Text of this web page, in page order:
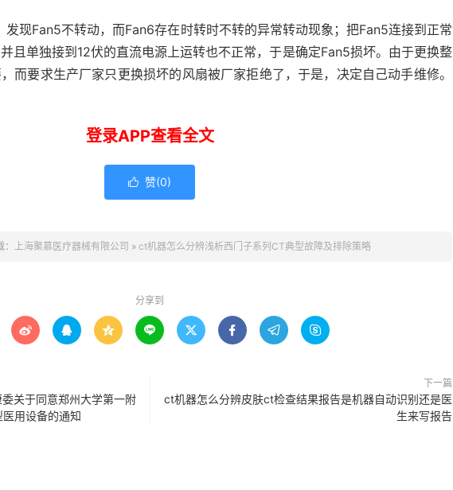
发现Fan5不转动，而Fan6存在时转时不转的异常转动现象；把Fan5连接到正常
且单独接到12伏的直流电源上运转也不正常，于是确定Fan5损坏。由于更换整
而要求生产厂家只更换损坏的风扇被厂家拒绝了，于是，决定自己动手维修。
登录APP查看全文
 赞(0)
上海聚慕医疗器械有限公司 » ct机器怎么分辨浅析西门子系列CT典型故障及排除策略
分享到
       
关于同意郑州大学第一附
用设备的通知
下一篇
ct机器怎么分辨皮肤ct检查结果报告是机器自动识别还是医
生来写报告